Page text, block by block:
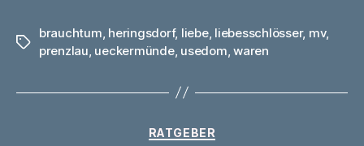
Schlagwörter
brauchtum heringsdorf, liebe, liebesschlösser, mv,
prenzlau ueckermünde, usedom ,waren
Kategorien
RATGEBER